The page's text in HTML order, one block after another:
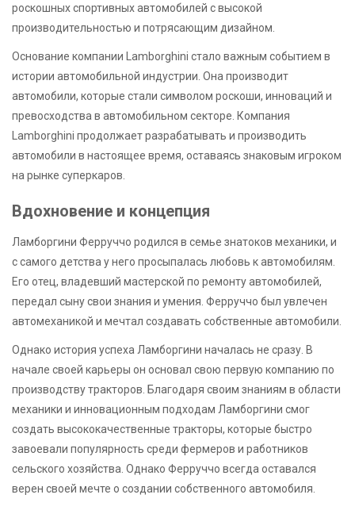
роскошных спортивных автомобилей с высокой
производительностью и потрясающим дизайном.
Основание компании Lamborghini стало важным событием в
истории автомобильной индустрии. Она производит
автомобили, которые стали символом роскоши, инноваций и
превосходства в автомобильном секторе. Компания
Lamborghini продолжает разрабатывать и производить
автомобили в настоящее время, оставаясь знаковым игроком
на рынке суперкаров.
Вдохновение и концепция
Ламборгини Ферруччо родился в семье знатоков механики, и
с самого детства у него просыпалась любовь к автомобилям.
Его отец, владевший мастерской по ремонту автомобилей,
передал сыну свои знания и умения. Ферруччо был увлечен
автомеханикой и мечтал создавать собственные автомобили.
Однако история успеха Ламборгини началась не сразу. В
начале своей карьеры он основал свою первую компанию по
производству тракторов. Благодаря своим знаниям в области
механики и инновационным подходам Ламборгини смог
создать высококачественные тракторы, которые быстро
завоевали популярность среди фермеров и работников
сельского хозяйства. Однако Ферруччо всегда оставался
верен своей мечте о создании собственного автомобиля.